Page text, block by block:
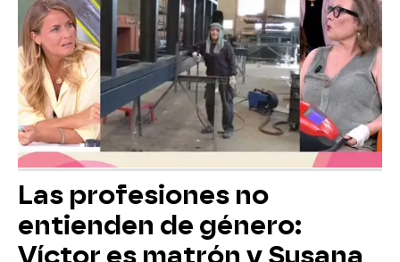
Las profesiones no
entienden de género:
Víctor es matrón y Susana